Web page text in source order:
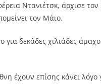
Ντανιέτσκ, άρχισε
τον Μάιο.
δεκάδες χιλιάδες
έχουν επίσης κάνει